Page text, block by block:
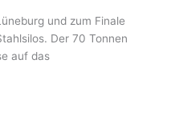
und zum Finale
Der 70 Tonnen
auf das